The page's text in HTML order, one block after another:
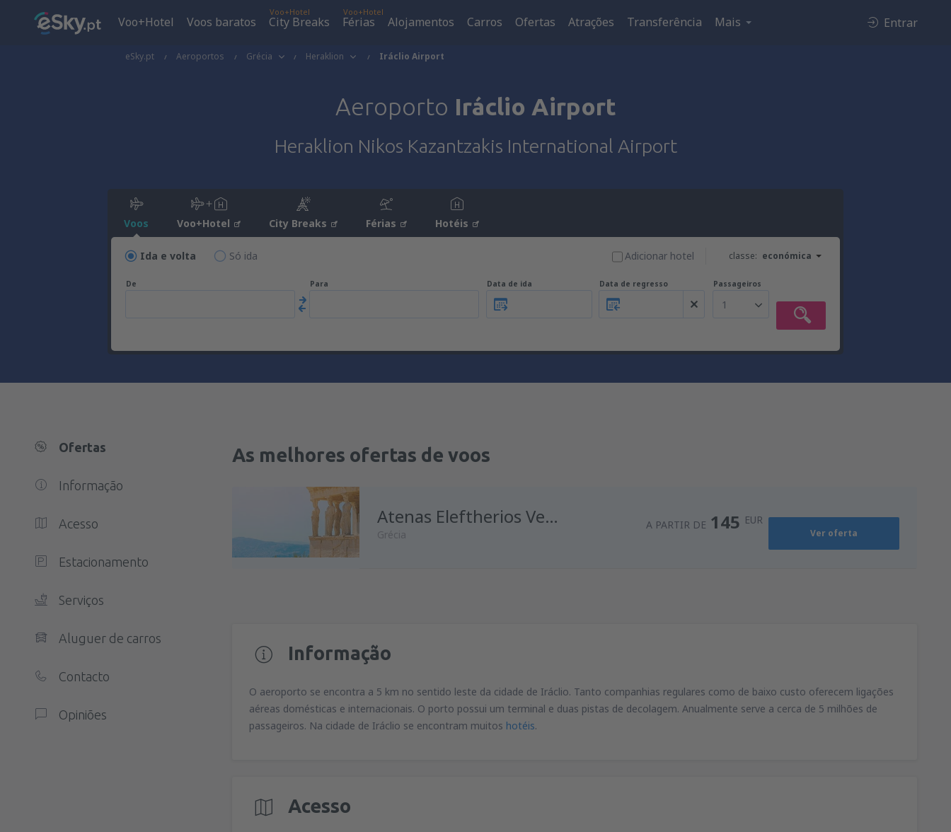
Voo+Hotel Voos baratos
Voo+Hotel
City Breaks
Voo+Hotel
Férias Alojamentos Carros Ofertas Atrações Transferência Mais Entrar
eSky.pt Aeroportos Grécia Heraklion Iráclio Airport
Aeroporto Iráclio Airport
Heraklion Nikos Kazantzakis International Airport
Voos Voo+Hotel City Breaks Férias Hotéis
Ida e volta Só ida classe: económica
Adicionar hotel
De Para Data de ida Data de regresso Passageiros
1
Ofertas
Informação
Acesso
Estacionamento
Serviços
Aluguer de carros
Contacto
Opiniões
As melhores ofertas de voos
Atenas Eleftherios Venizelos
Grécia
A PARTIR DE 145 EUR
Ver oferta
Informação
O aeroporto se encontra a 5 km no sentido leste da cidade de Iráclio. Tanto companhias regulares como de baixo custo oferecem ligações
aéreas domésticas e internacionais. O porto possui um terminal e duas pistas de decolagem. Anualmente serve a cerca de 5 milhões de
passageiros. Na cidade de Iráclio se encontram muitos hotéis.
Acesso